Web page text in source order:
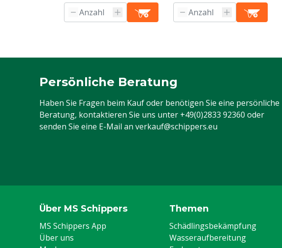
Persönliche Beratung
Haben Sie Fragen beim Kauf oder benötigen Sie eine persönliche
Beratung, kontaktieren Sie uns unter +49(0)2833 92360 oder
senden Sie eine E-Mail an verkauf@schippers.eu
Über MS Schippers
MS Schippers App
Über uns
Themen
Schädlingsbekämpfung
Wasseraufbereitung